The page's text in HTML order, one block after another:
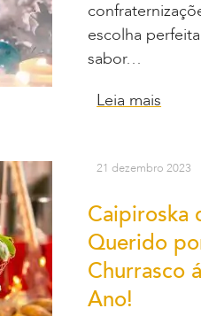
escolha
sabor…
Leia mais
21 dezembro 2023
Caipiroska
Querido
Churrasco
Ano!